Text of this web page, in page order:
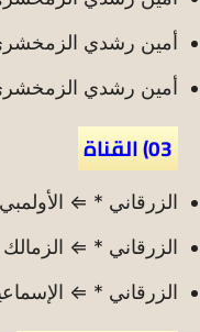
أمين رشدي
أمين رشدي
03) القناة
الزرقاني * ⇐ الأولمبي
الزرقاني * ⇐ الزمالك
الزرقاني * ⇐